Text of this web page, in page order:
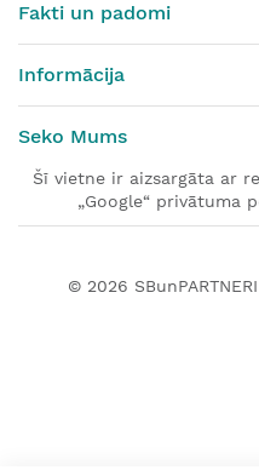
Fakti un padomi
Informācija
Seko Mums
Šī vietne ir aizsargāta ar
„Google“ privātuma
© 2026 SBunPARTNERI